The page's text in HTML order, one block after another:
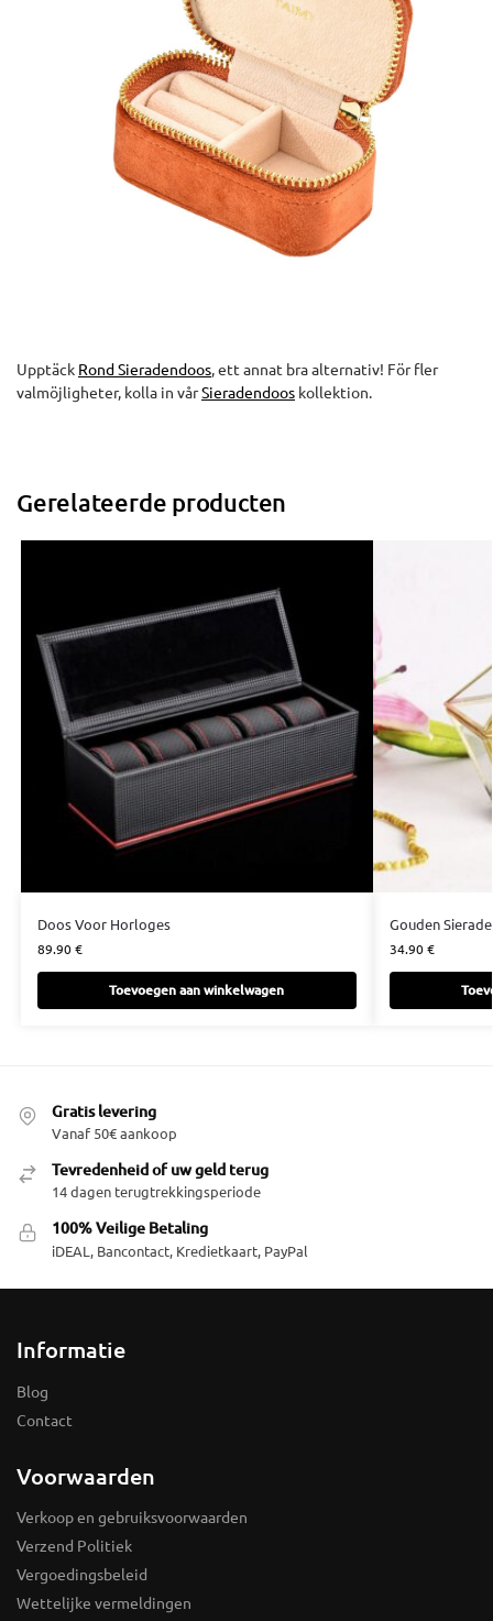
Upptäck Rond Sieradendoos, ett annat bra alternativ! För fler
valmöjligheter, kolla in vårSieradendoos kollektion.
Gerelateerde producten
Doos Voor Horloges
89.90€
Toevoegen aan winkelwagen
Gouden
34.90€
Gratis levering
Vanaf 50€ aankoop
Tevredenheid of uw geld terug
14 dagen terugtrekkingsperiode
100% Veilige Betaling
iDEAL, Bancontact, Kredietkaart, PayPal
Informatie
Blog
Contact
Voorwaarden
Verkoop en gebruiksvoorwaarden
Verzend Politiek
Vergoedingsbeleid
Wettelijke vermeldingen